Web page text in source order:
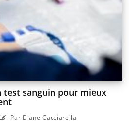
test sanguin pour mieux
Par Diane Cacciarella